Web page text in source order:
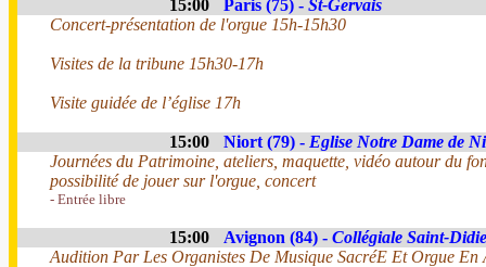
15:00 Paris (75) - St-Gervais
Concert-présentation de l'orgue 15h-15h30
Visites de la tribune 15h30-17h
Visite guidée de l’église 17h
15:00 Niort (79) - Eglise Notre Dame de
Journées du Patrimoine, ateliers, maquette, vidéo autour du
possibilité de jouer sur l'orgue, concert
- Entrée libre
15:00 Avignon (84) - Collégiale Saint-
Audition Par Les Organistes De Musique SacréE Et Orgue En